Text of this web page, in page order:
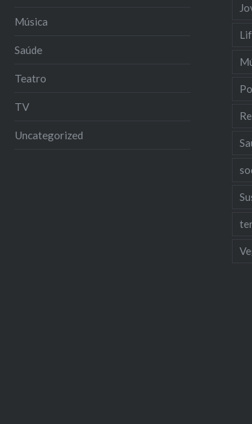
Música
Saúde
Teatro
TV
Uncategorized